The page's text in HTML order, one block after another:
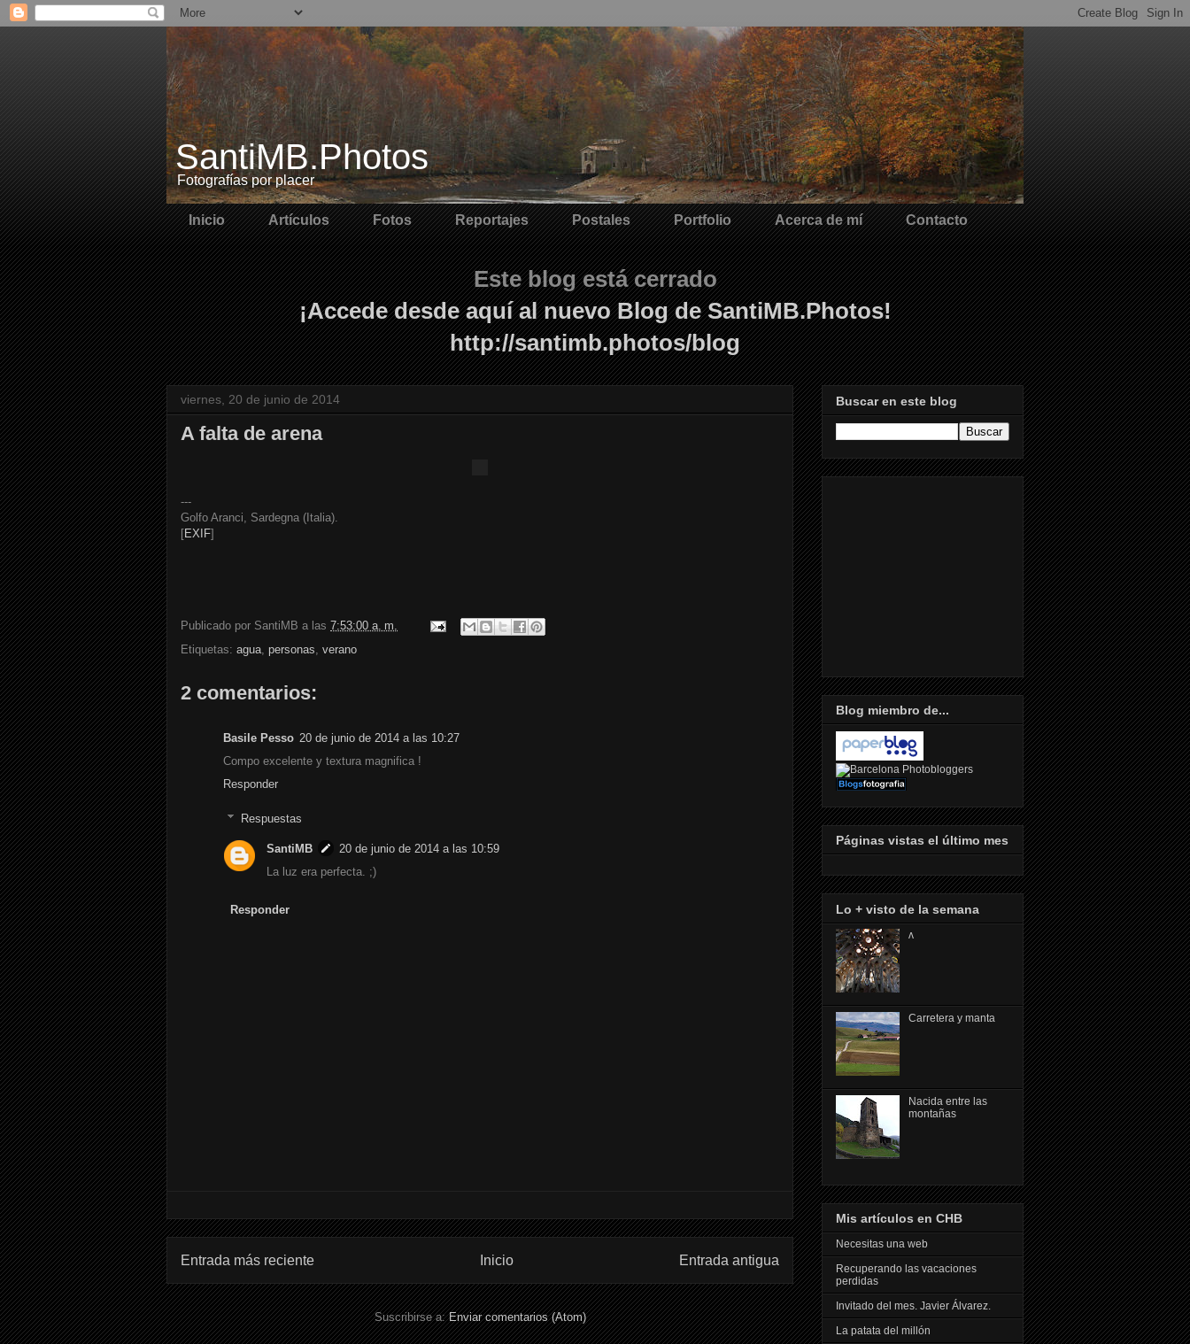
SantiMB.Photos
Fotografías por placer
Inicio Artículos Fotos Reportajes Postales Portfolio Acerca de mí Contacto
Este blog está cerrado
¡Accede desde aquí al nuevo Blog de SantiMB.Photos!
http://santimb.photos/blog
viernes, 20 de junio de 2014
A falta de arena
---
Golfo Aranci, Sardegna (Italia).
[EXIF]
Publicado por SantiMB a las 7:53:00 a. m.
Etiquetas: agua, personas, verano
2 comentarios:
Basile Pesso 20 de junio de 2014 a las 10:27
Compo excelente y textura magnifica !
Responder
Respuestas
SantiMB
20 de junio de 2014 a las 10:59
La luz era perfecta. ;)
Responder
Entrada más reciente Entrada antigua
Inicio
Suscribirse a:Enviar comentarios (Atom)
Buscar en este blog
Blog miembro de...
Páginas vistas el último mes
Lo + visto de la semana
ᴧ
Carretera y manta
Nacida entre las
montañas
Mis artículos en CHB
Necesitas una web
Recuperando las vacaciones
perdidas
Invitado del mes. Javier Álvarez.
La patata del millón